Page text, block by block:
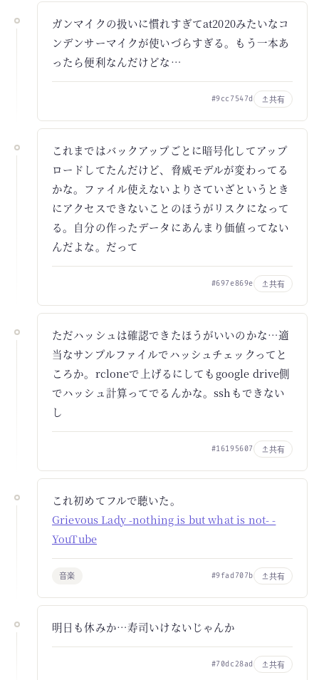
ガンマイクの扱いに慣れすぎてat2020みたいなコ
ンデンサーマイクが使いづらすぎる。もう一本あ
ったら便利なんだけどな…
#9cc7547d 共有
これまではバックアップごとに暗号化してアップ
ロードしてたんだけど、脅威モデルが変わってる
かな。ファイル使えないよりさていざというとき
にアクセスできないことのほうがリスクになって
る。自分の作ったデータにあんまり価値ってない
んだよな。だって
#697e869e 共有
ただハッシュは確認できたほうがいいのかな…適
当なサンプルファイルでハッシュチェックってと
ころか。rcloneで上げるにしてもgoogle drive側
でハッシュ計算ってでるんかな。sshもできない
し
#16195607 共有
これ初めてフルで聴いた。
Grievous Lady -nothing is but what is not- -
YouTube
音楽 #9fad707b 共有
明日も休みか…寿司いけないじゃんか
#70dc28ad 共有